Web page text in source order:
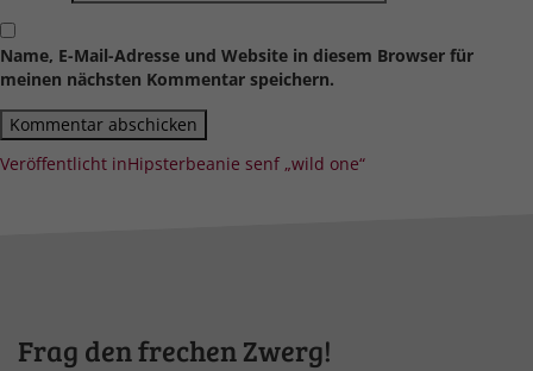
Name, E-Mail-Adresse und Website in diesem Browser für
meinen nächsten Kommentar speichern.
Beitragsnavigation
Veröffentlicht inHipsterbeanie senf „wild one“
Frag den frechen Zwerg!